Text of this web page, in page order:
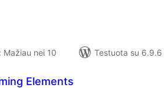
Mažiau nei 10
Testuota su 6.9.6
Elements